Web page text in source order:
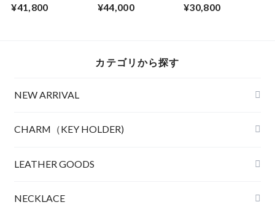
¥41,800 ¥44,000
silver×K10PG S
¥30,800
カテゴリから探す
NEW ARRIVAL
LEATHER
CLOTHING
CHARM（KEY HOLDER)
LEATHER GOODS
NECKLACE